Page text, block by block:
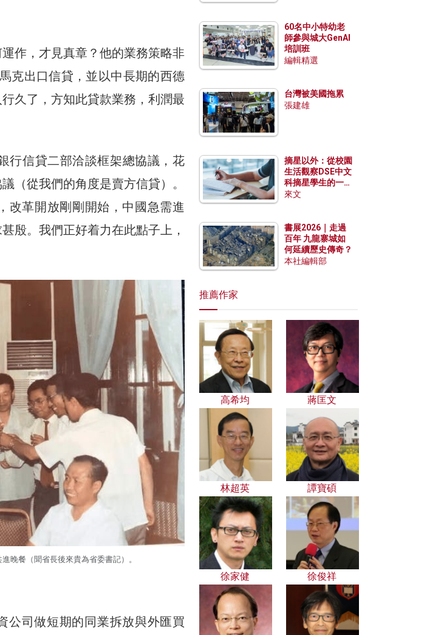
作，才見真章？他的業務策略非
克出口信貸，並以中長期的西德
久了，方知此貸款業務，利潤最
行信貸二部洽談框架總協議，花
（從我們的角度是賣方信貸）。
改革開放剛剛開始，中國急需進
殷。我們正好着力在此點子上，
晚餐（聞省長後來貴為省委書記）。
公司做短期的同業拆放與外匯買
60名中小特幼老
師參與城大GenAI
培訓班
編輯精選
台灣被美國拖累
張建雄
摘星以外：從校園
生活觀察DSE中文
科摘星學生的一點
特質
來文
書展2026｜走過
百年 九龍寨城如
何延續歷史傳奇？
本社編輯部
推薦作家
高希均 蔣匡文
林超英 譚寶碩
徐家健 徐俊祥